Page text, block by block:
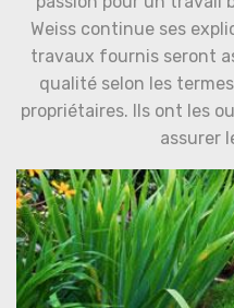
Weiss continue ses
travaux fournis seront
qualité selon les
propriétaires. Ils ont les
assurer